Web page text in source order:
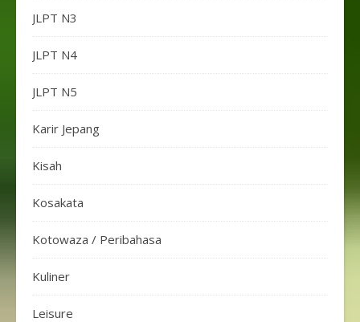
JLPT N3
JLPT N4
JLPT N5
Karir Jepang
Kisah
Kosakata
Kotowaza / Peribahasa
Kuliner
Leisure